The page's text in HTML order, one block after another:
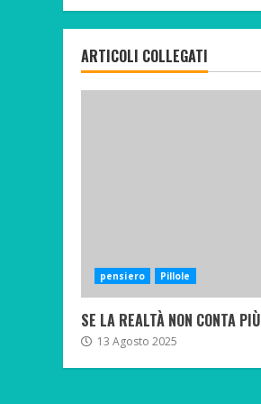
ARTICOLI COLLEGATI
pensiero Pillole
SE LA REALTÀ NON CONTA PIÙ
13 Agosto 2025